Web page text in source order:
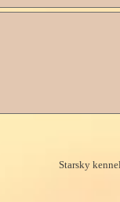
Starsky